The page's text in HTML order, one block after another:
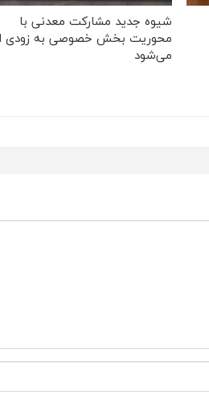
شیوه جدید مشارکت معدنی با
محوریت بخش خصوصی به زودی
می‌شود